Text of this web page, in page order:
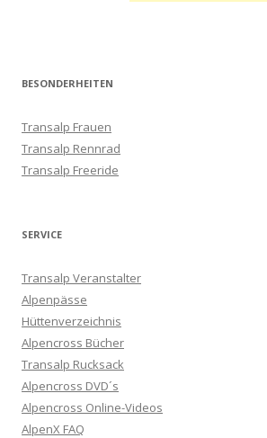
BESONDERHEITEN
Transalp Frauen
Transalp Rennrad
Transalp Freeride
SERVICE
Transalp Veranstalter
Alpenpässe
Hüttenverzeichnis
Alpencross Bücher
Transalp Rucksack
Alpencross DVD´s
Alpencross Online-Videos
AlpenX FAQ